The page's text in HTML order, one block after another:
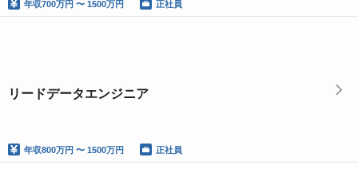
年収700万円 〜 1500万円 正社員
リードデータエンジニア
年収800万円 〜 1500万円 正社員